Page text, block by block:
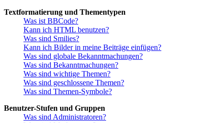
Textformatierung und Thementypen
Was ist BBCode?
Kann ich HTML benutzen?
Was sind Smilies?
Kann ich Bilder in meine Beiträge einfügen?
Was sind globale Bekanntmachungen?
Was sind Bekanntmachungen?
Was sind wichtige Themen?
Was sind geschlossene Themen?
Was sind Themen-Symbole?
Benutzer-Stufen und Gruppen
Was sind Administratoren?